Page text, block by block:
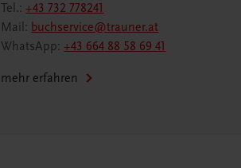
Tel.:+43 732 778241
Mail: buchservice@trauner.at
WhatsApp:+43 664 88 58 69 41
mehr erfahren